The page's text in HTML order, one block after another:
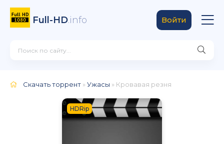
Full-HD.info Войти
Скачать торрент »Ужасы » Кровавая резня
HDRip